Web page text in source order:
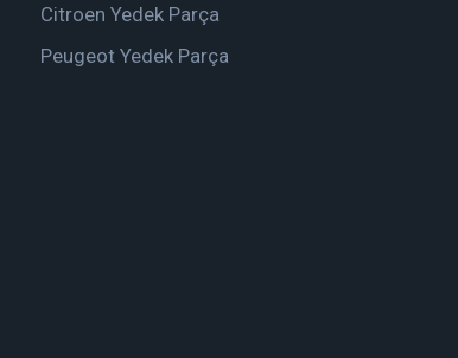
Citroen Yedek Parça
Peugeot Yedek Parça